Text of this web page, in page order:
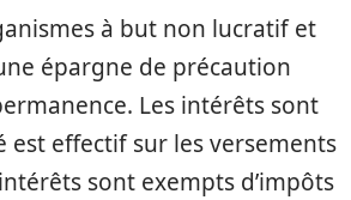
à but non lucratif et
épargne de précaution
Les intérêts sont
effectif sur les versements
sont exempts d’impôts